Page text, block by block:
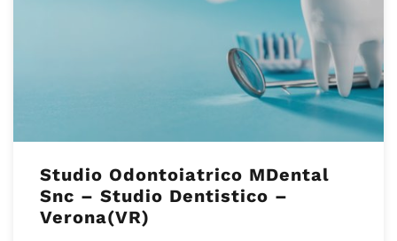
Studio Odontoiatrico MDental
Snc – Studio Dentistico –
Verona(VR)